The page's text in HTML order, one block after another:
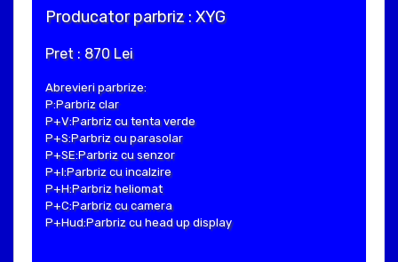
Producator parbriz : XYG
Pret : 870 Lei
Abrevieri parbrize:
P:Parbriz clar
P+V:Parbriz cu tenta verde
P+S:Parbriz cu parasolar
P+SE:Parbriz cu senzor
P+I:Parbriz cu incalzire
P+H:Parbriz heliomat
P+C:Parbriz cu camera
P+Hud:Parbriz cu head up display